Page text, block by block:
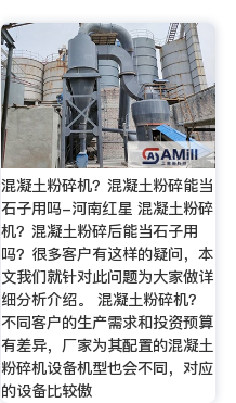
混凝土粉碎机？混凝土粉碎能当
石子用吗-河南红星 混凝土粉碎
机？混凝土粉碎后能当石子用
吗？很多客户有这样的疑问，本
文我们就针对此问题为大家做详
细分析介绍。 混凝土粉碎机？
不同客户的生产需求和投资预算
有差异，厂家为其配置的混凝土
粉碎机设备机型也会不同，对应
的设备比较傲